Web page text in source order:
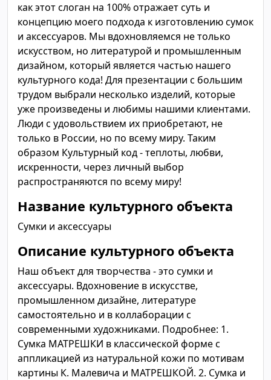
как этот слоган на 100% отражает суть и
концепцию моего подхода к изготовлению сумок
и аксессуаров. Мы вдохновляемся не только
искусством, но литературой и промышленным
дизайном, который является частью нашего
культурного кода! Для презентации с большим
трудом выбрали несколько изделий, которые
уже произведены и любимы нашими клиентами.
Люди с удовольствием их приобретают, не
только в России, но по всему миру. Таким
образом Культурный код - теплоты, любви,
искренности, через личный выбор
распространяются по всему миру!
Название культурного объекта
Сумки и аксессуары
Описание культурного объекта
Наш объект для творчества - это сумки и
аксессуары. Вдохновение в искусстве,
промышленном дизайне, литературе
самостоятельно и в коллаборации с
современными художниками. Подробнее: 1.
Сумка МАТРЕШКИ в классической форме с
аппликацией из натуральной кожи по мотивам
картины К. Малевича и МАТРЕШКОЙ. 2. Сумка и